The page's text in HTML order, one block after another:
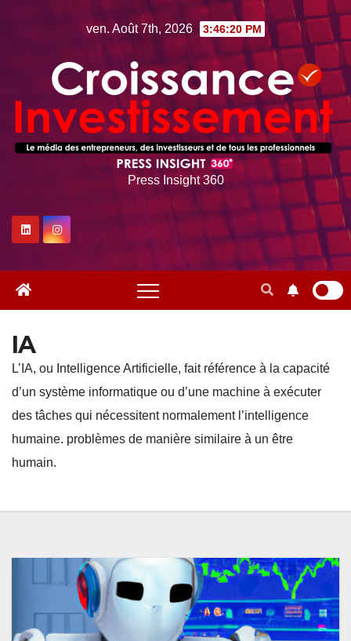
ven. Août 7th, 2026 3:46:22 PM
Press Insight 360
IA
L’IA, ou Intelligence Artificielle, fait référence à la capacité
d’un système informatique ou d’une machine à exécuter
des tâches qui nécessitent normalement l’intelligence
humaine. problèmes de manière similaire à un être
humain.